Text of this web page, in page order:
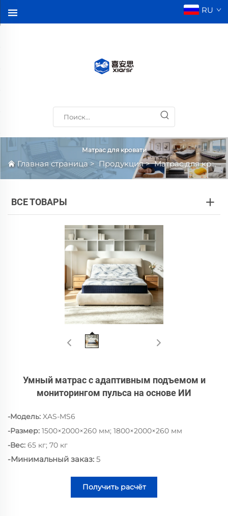
RU
Матрас для кровати
Главная страница> Продукция>Матрас для кровати
ВСЕ ТОВАРЫ
Умный матрас с адаптивным подъемом и
мониторингом пульса на основе ИИ
-Модель: XAS-MS6
-Размер: 1500×2000×260 мм; 1800×2000×260 мм
-Вес: 65 кг; 70 кг
-Минимальный заказ: 5
Получить расчёт